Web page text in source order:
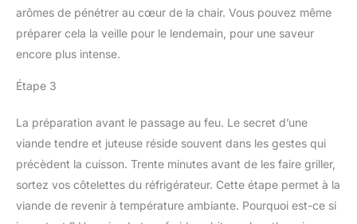
arômes de pénétrer au cœur de la chair. Vous pouvez même
préparer cela la veille pour le lendemain, pour une saveur
encore plus intense.
Étape 3
La préparation avant le passage au feu. Le secret d’une
viande tendre et juteuse réside souvent dans les gestes qui
précèdent la cuisson. Trente minutes avant de les faire griller,
sortez vos côtelettes du réfrigérateur. Cette étape permet à la
viande de revenir à température ambiante. Pourquoi est-ce si